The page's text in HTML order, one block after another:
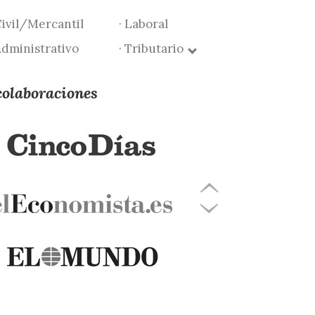
Mercantil
· Laboral
· Tributario